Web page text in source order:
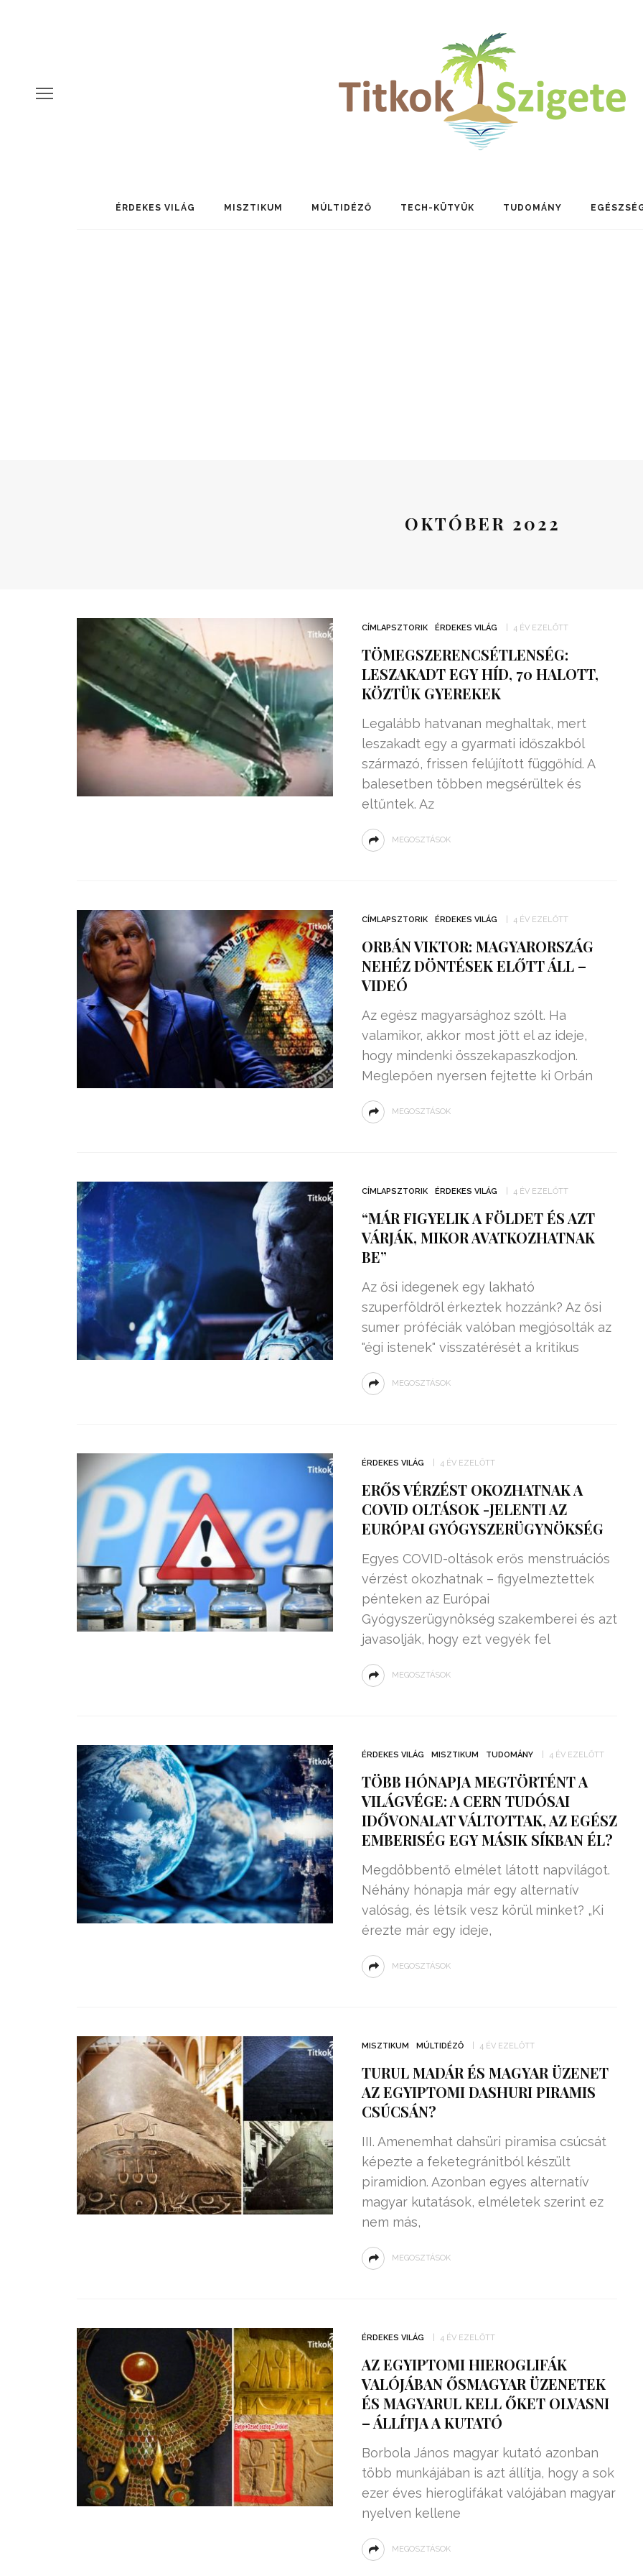
ÉRDEKES VILÁG MISZTIKUM MÚLTIDÉZŐ TECH-KÜTYÜK TUDOMÁNY
OKTÓBER 2022
CÍMLAPSZTORIK ÉRDEKES VILÁG 4 ÉV EZELŐTT
TÖMEGSZERENCSÉTLENSÉG:
LESZAKADT EGY HÍD, 70 HALOTT,
KÖZTÜK GYEREKEK
Legalább hatvanan meghaltak, mert
leszakadt egy a gyarmati időszakból
származó, frissen felújított függőhíd. A
balesetben többen megsérültek és
eltűntek. Az
MEGOSZTÁSOK
CÍMLAPSZTORIK ÉRDEKES VILÁG 4 ÉV EZELŐTT
ORBÁN VIKTOR: MAGYARORSZÁG
NEHÉZ DÖNTÉSEK ELŐTT ÁLL –
VIDEÓ
Az egész magyarsághoz szólt. Ha
valamikor, akkor most jött el az ideje,
hogy mindenki összekapaszkodjon.
Meglepően nyersen fejtette ki Orbán
MEGOSZTÁSOK
CÍMLAPSZTORIK ÉRDEKES VILÁG 4 ÉV EZELŐTT
“MÁR FIGYELIK A FÖLDET ÉS AZT
VÁRJÁK, MIKOR AVATKOZHATNAK
BE”
Az ősi idegenek egy lakható
szuperföldről érkeztek hozzánk? Az ősi
sumer próféciák valóban megjósolták az
"égi istenek" visszatérését a kritikus
MEGOSZTÁSOK
ÉRDEKES VILÁG 4 ÉV EZELŐTT
ERŐS VÉRZÉST OKOZHATNAK A
COVID OLTÁSOK -JELENTI AZ
EURÓPAI GYÓGYSZERÜGYNÖKSÉG
Egyes COVID-oltások erős menstruációs
vérzést okozhatnak – figyelmeztettek
pénteken az Európai
Gyógyszerügynökség szakemberei és azt
javasolják, hogy ezt vegyék fel
MEGOSZTÁSOK
ÉRDEKES VILÁG MISZTIKUM TUDOMÁNY 4 ÉV EZELŐTT
TÖBB HÓNAPJA MEGTÖRTÉNT A
VILÁGVÉGE: A CERN TUDÓSAI
IDŐVONALAT VÁLTOTTAK, AZ EGÉSZ
EMBERISÉG EGY MÁSIK SÍKBAN ÉL?
Megdöbbentő elmélet látott napvilágot.
Néhány hónapja már egy alternatív
valóság, és létsík vesz körül minket? „Ki
érezte már egy ideje,
MEGOSZTÁSOK
MISZTIKUM MÚLTIDÉZŐ 4 ÉV EZELŐTT
TURUL MADÁR ÉS MAGYAR ÜZENET
AZ EGYIPTOMI DASHURI PIRAMIS
CSÚCSÁN?
III. Amenemhat dahsüri piramisa csúcsát
képezte a feketegránitból készült
piramidion. Azonban egyes alternatív
magyar kutatások, elméletek szerint ez
nem más,
MEGOSZTÁSOK
ÉRDEKES VILÁG 4 ÉV EZELŐTT
AZ EGYIPTOMI HIEROGLIFÁK
VALÓJÁBAN ŐSMAGYAR ÜZENETEK
ÉS MAGYARUL KELL ŐKET OLVASNI
– ÁLLÍTJA A KUTATÓ
Borbola János magyar kutató azonban
több munkájában is azt állítja, hogy a sok
ezer éves hieroglifákat valójában magyar
nyelven kellene
MEGOSZTÁSOK
99,13%-OS HATÉKONYSÁGGAL
NULLÁZZA AZ ÁRAMSZÁMLÁT
EZ A MOTOR!
ENERGIÁT
FEKVŐRENDŐRÖK!